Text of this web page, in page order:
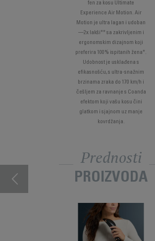
fen za kosu Ultimate
Experience Air Motion. Air
Motion je ultra lagan i udoban
—2x lakši** sa zakrivljenim i
ergonomskim dizajnom koji
preferira 100% ispitanih žena*.
Udobnost je usklađena s
efikasnošću, s ultra-snažnim
brzinama zraka do 170 km/h i
češljem za ravnanje s Coanda
efektom koji vašu kosu čini
glatkom i sjajnom uz manje
kovrdžanja.
Prednosti
PROIZVODA